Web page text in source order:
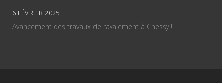
6 FÉVRIER 2025
Avancement des travaux de ravalement à Chessy !